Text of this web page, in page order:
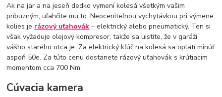
Ak na jar a na jeseň dedko vymení kolesá všetkým vašim
príbuzným, uľahčite mu to. Neoceniteľnou vychytávkou pri výmene
kolies je rázový uťahovák – elektrický alebo pneumatický. Ten si
však vyžaduje olejový kompresor, takže sa uistite, že v garáži
vášho starého otca je. Za elektrický kľúč na kolesá sa oplatí minúť
aspoň 50e. Za túto cenu dostanete rázový uťahovák s krútiacim
momentom cca 700 Nm.
Cúvacia kamera